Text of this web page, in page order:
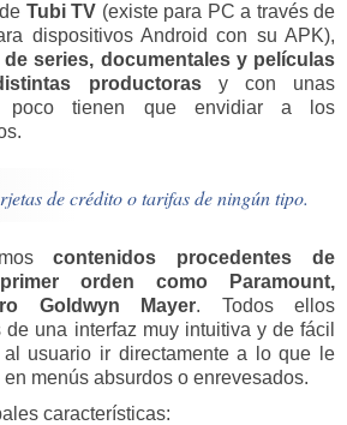
Tubi TV (existe para PC a través de
dispositivos Android con su APK),
series, documentales y películas
productorasy con unas
poco tienen que envidiar a los
de crédito o tarifas de ningún tipo.
contenidos procedentes de
orden como Paramount,
Goldwyn Mayer. Todos ellos
de una interfaz muy intuitiva y de fácil
usuario ir directamente a lo que le
menús absurdos o enrevesados.
características: